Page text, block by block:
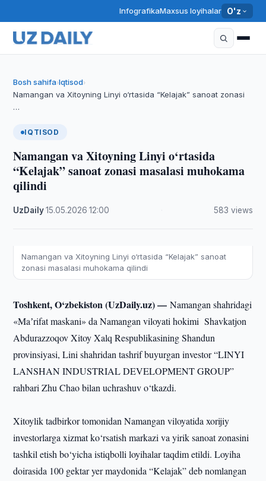
InfografikaMaxsus loyihalar O'z
Bosh sahifa›Iqtisod›
Namangan va Xitoyning Linyi o‘rtasida “Kelajak” sanoat zonasi
…
IQTISOD
Namangan va Xitoyning Linyi o‘rtasida
“Kelajak” sanoat zonasi masalasi muhokama
qilindi
UzDaily·15.05.2026 ·12:00 583 views
Namangan va Xitoyning Linyi o‘rtasida “Kelajak” sanoat
zonasi masalasi muhokama qilindi
Toshkent, O‘zbekiston (UzDaily.uz) —Namangan shahridagi
«Maʼrifat maskani» da Namangan viloyati hokimi Shavkatjon
Abdurazzoqov Xitoy Xalq Respublikasining Shandun
provinsiyasi, Lini shahridan tashrif buyurgan investor “LINYI
LANSHAN INDUSTRIAL DEVELOPMENT GROUP”
rahbari Zhu Chao bilan uchrashuv o‘tkazdi.
Xitoylik tadbirkor tomonidan Namangan viloyatida xorijiy
investorlarga xizmat ko‘rsatish markazi va yirik sanoat zonasini
tashkil etish bo‘yicha istiqbolli loyihalar taqdim etildi. Loyiha
doirasida 100 gektar yer maydonida “Kelajak” deb nomlangan